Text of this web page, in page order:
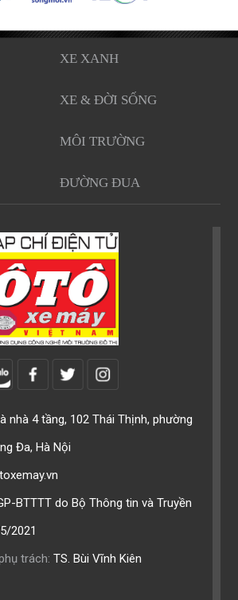
XE XANH
XE & ĐỜI SỐNG
MÔI TRƯỜNG
ĐƯỜNG ĐUA
nhà 4 tầng, 102 Thái Thịnh, phường
Đa, Hà Nội
BTTTT do Bộ Thông tin và Truyền
2021
trách: TS. Bùi Vĩnh Kiên